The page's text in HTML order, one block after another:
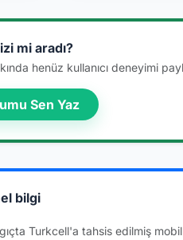
mi aradı?
henüz kullanıcı deneyimi
Sen Yaz
bilgi
Turkcell'a tahsis edilmiş